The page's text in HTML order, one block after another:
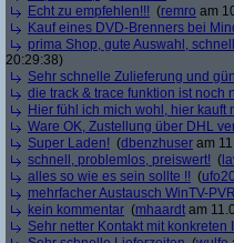
Echt zu empfehlen!!! (remro am
Kauf eines DVD-Brenners bei
prima Shop, gute Auswahl,
20:29:38)
Sehr schnelle Zulieferung und
die track & trace funktion ist noch
Hier fühl ich mich wohl, hier kauft
Ware OK, Zustellung über DHL
Super Laden! (dbenzhuser am
schnell, problemlos, preiswert! (
alles so wie es sein sollte !! (
mehrfacher Austausch WinTV-
kein kommentar (mhaardt am
Sehr netter Kontakt mit konkreten